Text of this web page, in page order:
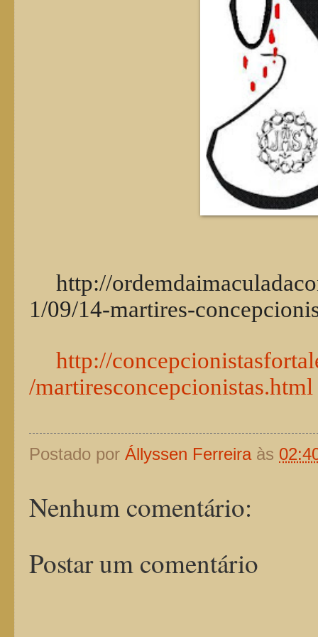
http://
1/09/14-martires-
http://
/martiresconcepcionistas.html
Postado por Állyssen Ferreira às
Nenhum comentário:
Postar um comentário